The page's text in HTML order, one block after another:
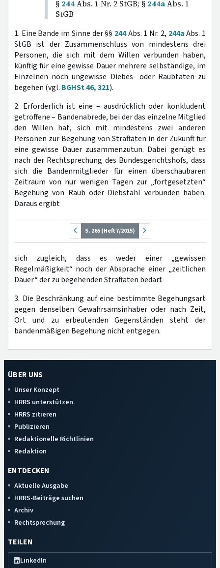
§ 244Abs. 1 Nr. 2 StGB; § 244aAbs. 1
StGB
1. Eine Bande im Sinne der §§ 244Abs. 1 Nr. 2, 244aAbs. 1
StGB ist der Zusammenschluss von mindestens drei
Personen, die sich mit dem Willen verbunden haben,
künftig für eine gewisse Dauer mehrere selbständige, im
Einzelnen noch ungewisse Diebes- oder Raubtaten zu
begehen (vgl. BGHSt 46, 321).
2. Erforderlich ist eine – ausdrücklich oder konkludent
getroffene – Bandenabrede, bei der das einzelne Mitglied
den Willen hat, sich mit mindestens zwei anderen
Personen zur Begehung von Straftaten in der Zukunft für
eine gewisse Dauer zusammenzutun. Dabei genügt es
nach der Rechtsprechung des Bundesgerichtshofs, dass
sich die Bandenmitglieder für einen überschaubaren
Zeitraum von nur wenigen Tagen zur „fortgesetzten“
Begehung von Raub oder Diebstahl verbunden haben.
Daraus ergibt
S. 265 (Heft 7/2015)
sich zugleich, dass es weder einer „gewissen
Regelmäßigkeit“ noch der Absprache einer „zeitlichen
Dauer“ der zu begehenden Straftaten bedarf.
3. Die Beschränkung auf eine bestimmte Begehungsart
gegen denselben Gewahrsamsinhaber oder nach Zeit,
Ort und zu erbeutenden Gegenständen steht der
bandenmäßigen Begehung nicht entgegen.
ÜBER UNS
Unser Konzept
HRRS unterstützen
HRRS zitieren
Publizieren
Redaktionelle Richtlinien
Redaktion
ENTDECKEN
Aktuelle Ausgabe
HRRS-Beiträge suchen
Archiv
Rechtsprechung
TEILEN
LinkedIn